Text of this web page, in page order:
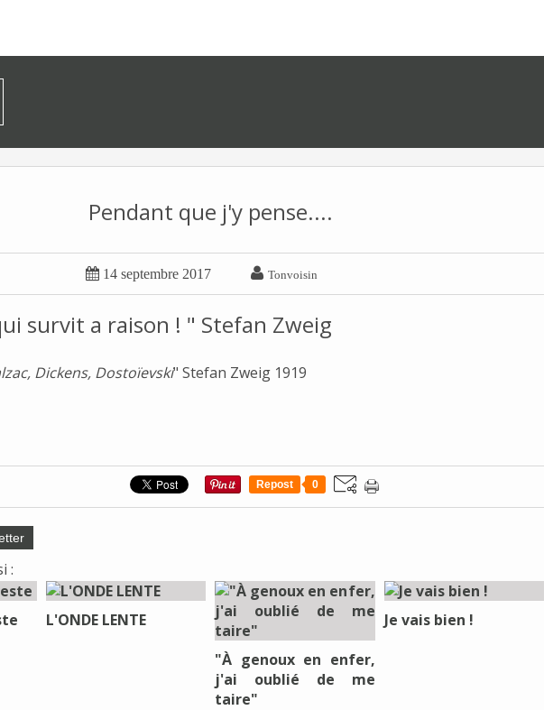
Pendant que j'y pense....
 14 septembre 2017  Tonvoisin
survit a raison ! " Stefan Zweig
Dickens, Dostoïevski" Stefan Zweig 1919
Repost 0
:
L'ONDE LENTE
"À genoux en enfer,
j'ai oublié de me
taire"
Je vais bien !